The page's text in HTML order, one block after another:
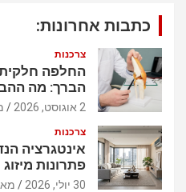
כתבות אחרונות:
צרכנות
החלפה
הברך: מה
2 אוגוסט, 2026
צרכנות
אינטגרציה
פתרונות
30 יולי, 2026